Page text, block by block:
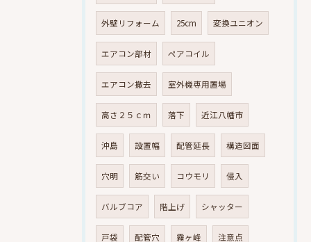
外壁リフォーム 25cm 変換ユニオン
エアコン部材 ペアコイル
エアコン撤去 室外機専用置場
高さ２５ｃｍ 落下 近江八幡市
沖島 設置幅 配管延長 構造図面
穴明 筋交い コウモリ 侵入
バルブコア 階上げ シャッター
戸袋 配管穴 霧ヶ峰 注意点